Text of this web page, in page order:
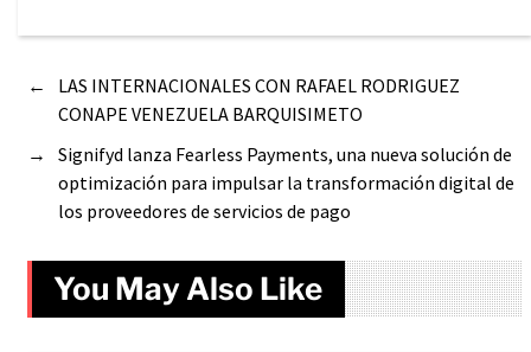
←
LAS INTERNACIONALES CON RAFAEL RODRIGUEZ
CONAPE VENEZUELA BARQUISIMETO
→
Signifyd lanza Fearless Payments, una nueva solución de
optimización para impulsar la transformación digital de
los proveedores de servicios de pago
You May Also Like